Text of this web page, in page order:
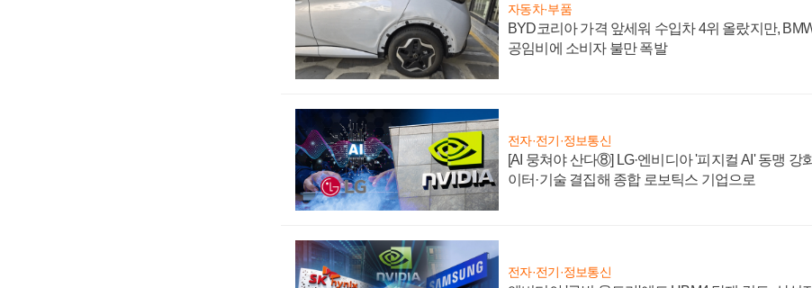
자동차·부품
BYD코리아 가격 앞세워 수입차 4위 올랐지만,
공임비에 소비자 불만 폭발
전자·전기·정보통신
[AI 뭉쳐야 산다⑧] LG·엔비디아 '피지컬 AI' 동맹 강
이터·기술 결집해 종합 로보틱스 기업으로
전자·전기·정보통신